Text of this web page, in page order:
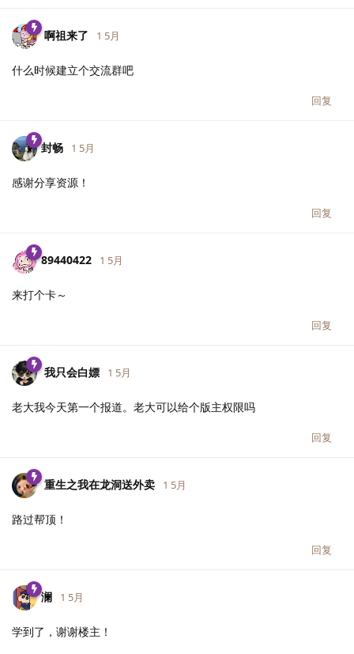
啊祖来了 1 5月
什么时候建立个交流群吧
回复
封畅 1 5月
感谢分享资源！
回复
89440422 1 5月
来打个卡～
回复
我只会白嫖 1 5月
老大我今天第一个报道。老大可以给个版主权限吗
回复
重生之我在龙洞送外卖 1 5月
路过帮顶！
回复
澜 1 5月
学到了，谢谢楼主！